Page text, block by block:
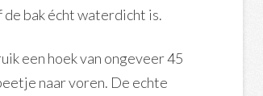
bak écht waterdicht is.
een hoek van ongeveer 45
naar voren. De echte